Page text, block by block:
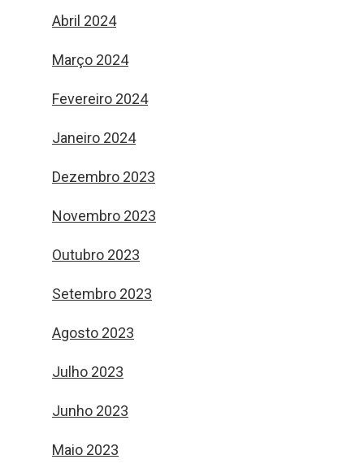
Abril 2024
Março 2024
Fevereiro 2024
Janeiro 2024
Dezembro 2023
Novembro 2023
Outubro 2023
Setembro 2023
Agosto 2023
Julho 2023
Junho 2023
Maio 2023